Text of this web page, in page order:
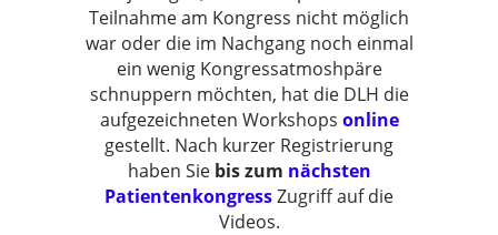
Teilnahme am Kongress nicht möglich
war oder die im Nachgang noch einmal
ein wenig Kongressatmoshpäre
schnuppern möchten, hat die DLH die
aufgezeichneten Workshops online
gestellt. Nach kurzer Registrierung
haben Sie bis zum nächsten
PatientenkongressZugriff auf die
Videos.